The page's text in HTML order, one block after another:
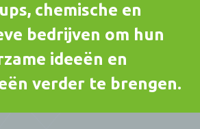
chemische en
bedrijven om hun
ideeën en
verder te brengen.